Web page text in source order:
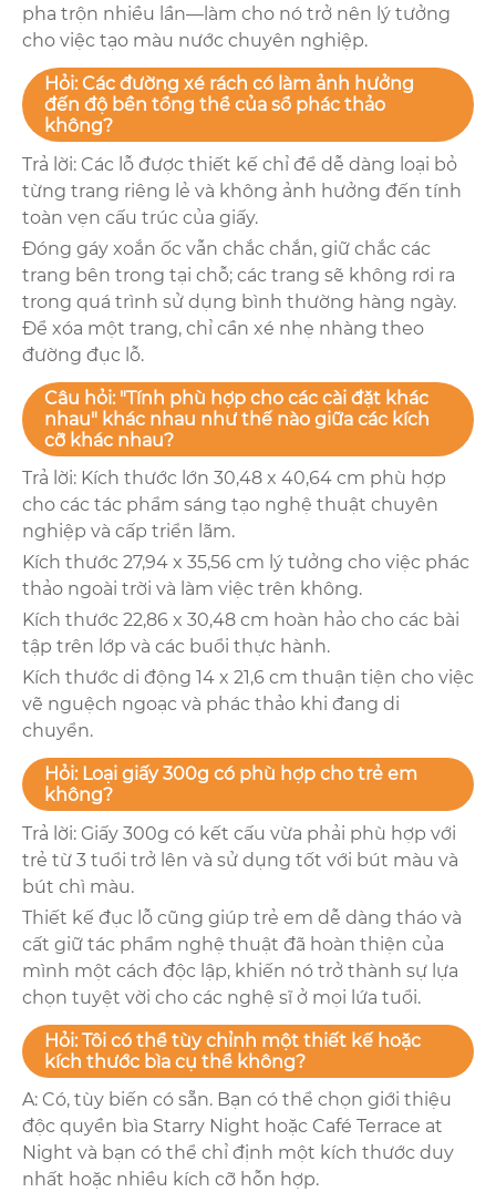
pha trộn nhiều lần—làm cho nó trở nên lý tưởng
cho việc tạo màu nước chuyên nghiệp.
Hỏi: Các đường xé rách có làm ảnh hưởng
đến độ bền tổng thể của sổ phác thảo
không?
Trả lời: Các lỗ được thiết kế chỉ để dễ dàng loại bỏ
từng trang riêng lẻ và không ảnh hưởng đến tính
toàn vẹn cấu trúc của giấy.
Đóng gáy xoắn ốc vẫn chắc chắn, giữ chắc các
trang bên trong tại chỗ; các trang sẽ không rơi ra
trong quá trình sử dụng bình thường hàng ngày.
Để xóa một trang, chỉ cần xé nhẹ nhàng theo
đường đục lỗ.
Câu hỏi: "Tính phù hợp cho các cài đặt khác
nhau" khác nhau như thế nào giữa các kích
cỡ khác nhau?
Trả lời: Kích thước lớn 30,48 x 40,64 cm phù hợp
cho các tác phẩm sáng tạo nghệ thuật chuyên
nghiệp và cấp triển lãm.
Kích thước 27,94 x 35,56 cm lý tưởng cho việc phác
thảo ngoài trời và làm việc trên không.
Kích thước 22,86 x 30,48 cm hoàn hảo cho các bài
tập trên lớp và các buổi thực hành.
Kích thước di động 14 x 21,6 cm thuận tiện cho việc
vẽ nguệch ngoạc và phác thảo khi đang di
chuyển.
Hỏi: Loại giấy 300g có phù hợp cho trẻ em
không?
Trả lời: Giấy 300g có kết cấu vừa phải phù hợp với
trẻ từ 3 tuổi trở lên và sử dụng tốt với bút màu và
bút chì màu.
Thiết kế đục lỗ cũng giúp trẻ em dễ dàng tháo và
cất giữ tác phẩm nghệ thuật đã hoàn thiện của
mình một cách độc lập, khiến nó trở thành sự lựa
chọn tuyệt vời cho các nghệ sĩ ở mọi lứa tuổi.
Hỏi: Tôi có thể tùy chỉnh một thiết kế hoặc
kích thước bìa cụ thể không?
A: Có, tùy biến có sẵn. Bạn có thể chọn giới thiệu
độc quyền bìa Starry Night hoặc Café Terrace at
Night và bạn có thể chỉ định một kích thước duy
nhất hoặc nhiều kích cỡ hỗn hợp.